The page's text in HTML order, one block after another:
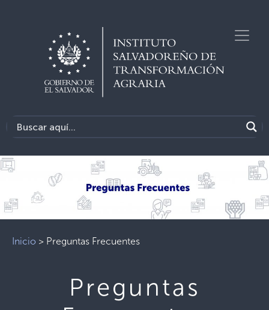
Previous Next
Inicio > Preguntas Frecuentes
Preguntas